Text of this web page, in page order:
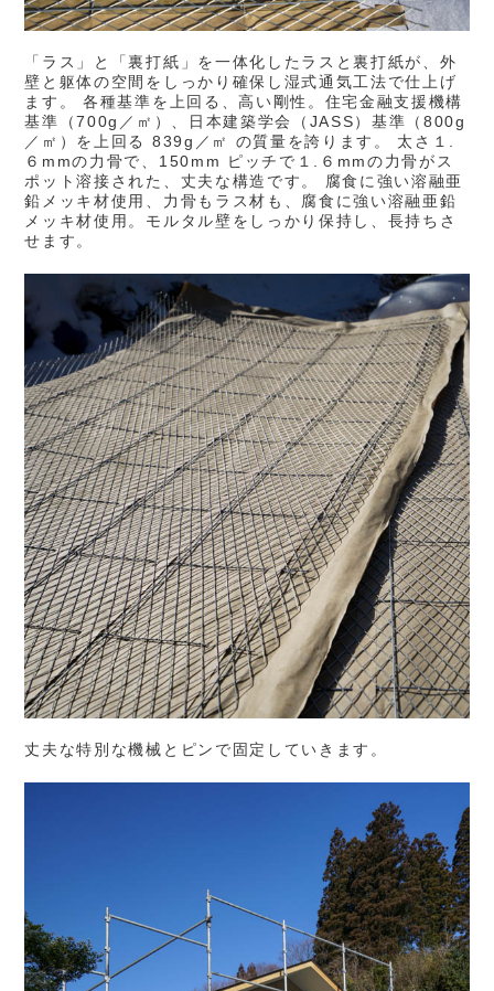
「ラス」と「裏打紙」を一体化したラスと裏打紙が、外
壁と躯体の空間をしっかり確保し湿式通気工法で仕上げ
ます。 各種基準を上回る、高い剛性。住宅金融支援機構
基準（700g／㎡）、日本建築学会（JASS）基準（800g
／㎡）を上回る 839g／㎡ の質量を誇ります。 太さ１.
６mmの力骨で、150mm ピッチで１.６mmの力骨がス
ポット溶接された、丈夫な構造です。 腐食に強い溶融亜
鉛メッキ材使用、力骨もラス材も、腐食に強い溶融亜鉛
メッキ材使用。モルタル壁をしっかり保持し、長持ちさ
せます。
丈夫な特別な機械とピンで固定していきます。